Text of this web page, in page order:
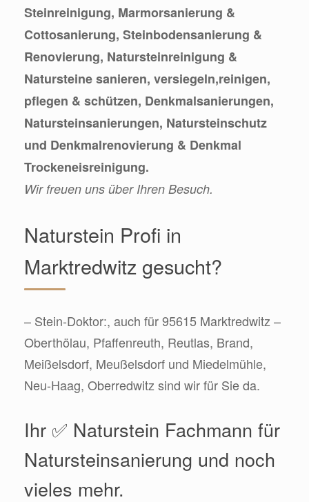
Steinreinigung, Marmorsanierung &
Cottosanierung, Steinbodensanierung &
Renovierung, Natursteinreinigung &
Natursteine sanieren, versiegeln,reinigen,
pflegen & schützen, Denkmalsanierungen,
Natursteinsanierungen, Natursteinschutz
und Denkmalrenovierung & Denkmal
Trockeneisreinigung.
Wir freuen uns über Ihren Besuch.
Naturstein Profi in
Marktredwitz gesucht?
– Stein-Doktor:, auch für 95615 Marktredwitz –
Oberthölau, Pfaffenreuth, Reutlas, Brand,
Meißelsdorf, Meußelsdorf und Miedelmühle,
Neu-Haag, Oberredwitz sind wir für Sie da.
Ihr ✅ Naturstein Fachmann für
Natursteinsanierung und noch
vieles mehr.